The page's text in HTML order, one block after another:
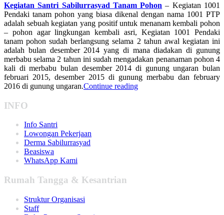
Kegiatan Santri Sabilurrasyad Tanam Pohon – Kegiatan 1001
Pendaki tanam pohon yang biasa dikenal dengan nama 1001 PTP
adalah sebuah kegiatan yang positif untuk menanam kembali pohon
– pohon agar lingkungan kembali asri, Kegiatan 1001 Pendaki
tanam pohon sudah berlangsung selama 2 tahun awal kegiatan ini
adalah bulan desember 2014 yang di mana diadakan di gunung
merbabu selama 2 tahun ini sudah mengadakan penanaman pohon 4
kali di merbabu bulan desember 2014 di gunung ungaran bulan
februari 2015, desember 2015 di gunung merbabu dan february
2016 di gunung ungaran.Continue reading
INFO
Info Santri
Lowongan Pekerjaan
Derma Sabilurrasyad
Beasiswa
WhatsApp Kami
Rumah Tangga & Kesantrian
Struktur Organisasi
Staff